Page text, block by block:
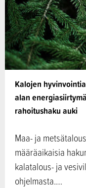
Kalojen
alan
rahoitushaku auki
Maa- ja
määräaikaisia
kalatalous- ja
ohjelmasta.…